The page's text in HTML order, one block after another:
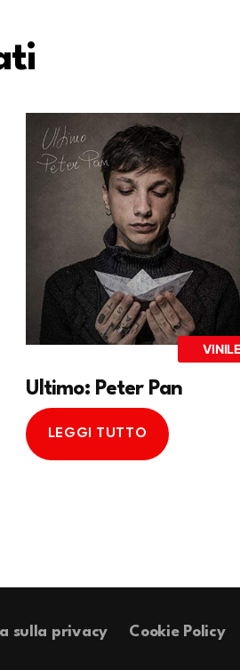
VINILE
Ultimo: Peter Pan
LEGGI TUTTO
sulla privacy Cookie Policy